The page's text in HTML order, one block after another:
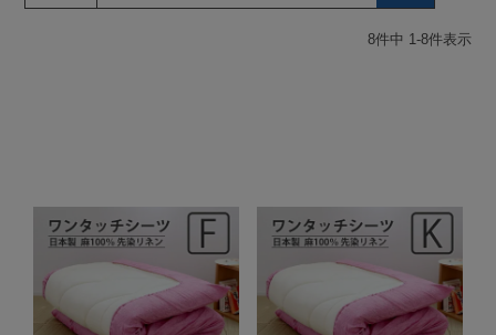
8件中 1 -8件表示